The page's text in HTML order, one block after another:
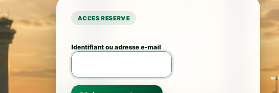
Identifiant ou adresse e-mail